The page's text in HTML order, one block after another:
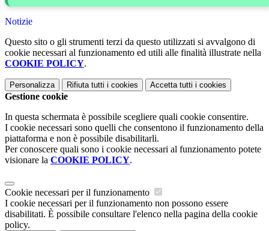
Notizie
Questo sito o gli strumenti terzi da questo utilizzati si avvalgono di
cookie necessari al funzionamento ed utili alle finalità illustrate nella
COOKIE POLICY.
Personalizza Rifiuta tutti i cookies Accetta tutti i cookies
Gestione cookie
In questa schermata è possibile scegliere quali cookie consentire.
I cookie necessari sono quelli che consentono il funzionamento della
piattaforma e non è possibile disabilitarli.
Per conoscere quali sono i cookie necessari al funzionamento potete
visionare la COOKIE POLICY.
Cookie necessari per il funzionamento
I cookie necessari per il funzionamento non possono essere
disabilitati. È possibile consultare l'elenco nella pagina della cookie
policy.